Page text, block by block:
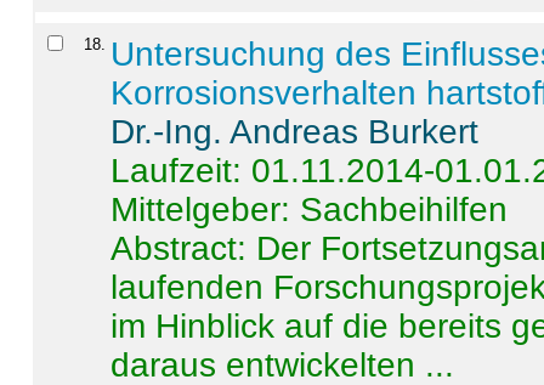
18
Untersuchung des
Korrosionsverhalten
Dr.-Ing. Andreas Burkert
Laufzeit: 01.11.2014-
Mittelgeber: Sachbeihilfen
Abstract: Der
laufenden
im Hinblick auf die bereits
daraus entwickelten ...